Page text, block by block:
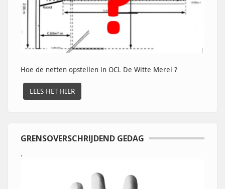
Hoe de netten opstellen in OCL De Witte Merel ?
LEES HET HIER
GRENSOVERSCHRIJDEND GEDAG
.